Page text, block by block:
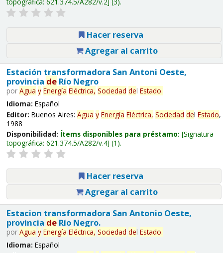
Hacer reserva
Agregar al carrito
Estación transformadora San Antoni Oeste,
provincia deRío Negro
por Agua y Energía Eléctrica, Sociedad del Estado.
Idioma: Español
Editor: Buenos Aires: Agua y Energía Eléctrica, Sociedad del Estado,
1988
Disponibilidad: Ítems disponibles para préstamo: Signatura
topográfica: 621.374.5/A282/v.4 (1).
Hacer reserva
Agregar al carrito
Estacion transformadora San Antonio Oeste,
provincia deRío Negro.
por Agua y Energía Eléctrica, Sociedad del Estado.
Idioma: Español